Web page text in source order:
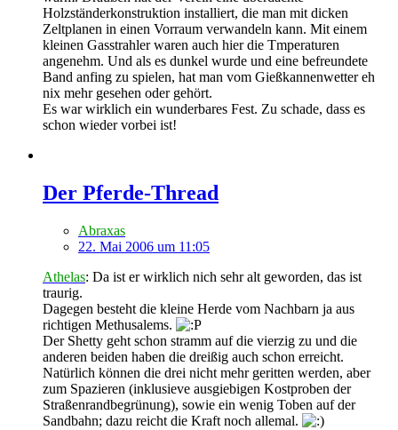
Holzständerkonstruktion installiert, die man mit dicken
Zeltplanen in einen Vorraum verwandeln kann. Mit einem
kleinen Gasstrahler waren auch hier die Tmperaturen
angenehm. Und als es dunkel wurde und eine befreundete
Band anfing zu spielen, hat man vom Gießkannenwetter eh
nix mehr gesehen oder gehört.
Es war wirklich ein wunderbares Fest. Zu schade, dass es
schon wieder vorbei ist!
Der Pferde-Thread
Abraxas
22. Mai 2006 um 11:05
Athelas: Da ist er wirklich nich sehr alt geworden, das ist
traurig.
Dagegen besteht die kleine Herde vom Nachbarn ja aus
richtigen Methusalems.
Der Shetty geht schon stramm auf die vierzig zu und die
anderen beiden haben die dreißig auch schon erreicht.
Natürlich können die drei nicht mehr geritten werden, aber
zum Spazieren (inklusieve ausgiebigen Kostproben der
Straßenrandbegrünung), sowie ein wenig Toben auf der
Sandbahn; dazu reicht die Kraft noch allemal.